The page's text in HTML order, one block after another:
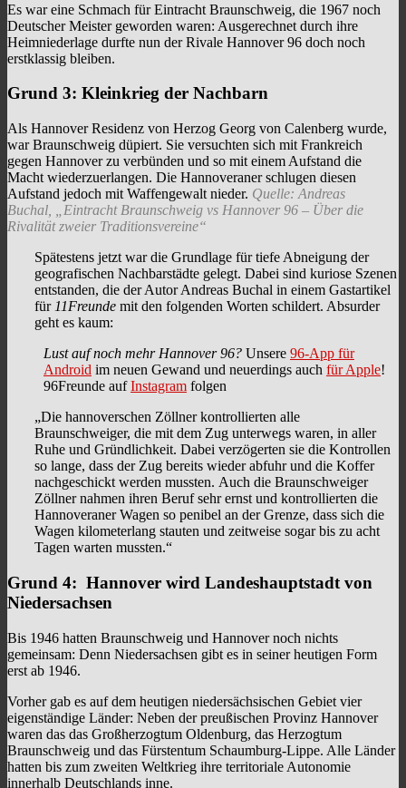
Es war eine Schmach für Eintracht Braunschweig, die 1967 noch
Deutscher Meister geworden waren: Ausgerechnet durch ihre
Heimniederlage durfte nun der Rivale Hannover 96 doch noch
erstklassig bleiben.
Grund 3: Kleinkrieg der Nachbarn
Als Hannover Residenz von Herzog Georg von Calenberg wurde,
war Braunschweig düpiert. Sie versuchten sich mit Frankreich
gegen Hannover zu verbünden und so mit einem Aufstand die
Macht wiederzuerlangen. Die Hannoveraner schlugen diesen
Aufstand jedoch mit Waffengewalt nieder. Quelle: Andreas
Buchal, „Eintracht Braunschweig vs Hannover 96 – Über die
Rivalität zweier Traditionsvereine“
Spätestens jetzt war die Grundlage für tiefe Abneigung der
geografischen Nachbarstädte gelegt. Dabei sind kuriose Szenen
entstanden, die der Autor Andreas Buchal in einem Gastartikel
für 11Freunde mit den folgenden Worten schildert. Absurder
geht es kaum:
Lust auf noch mehr Hannover 96? Unsere 96-App für
Android im neuen Gewand und neuerdings auch für Apple!
96Freunde aufInstagram folgen
„Die hannoverschen Zöllner kontrollierten alle
Braunschweiger, die mit dem Zug unterwegs waren, in aller
Ruhe und Gründlichkeit. Dabei verzögerten sie die Kontrollen
so lange, dass der Zug bereits wieder abfuhr und die Koffer
nachgeschickt werden mussten. Auch die Braunschweiger
Zöllner nahmen ihren Beruf sehr ernst und kontrollierten die
Hannoveraner Wagen so penibel an der Grenze, dass sich die
Wagen kilometerlang stauten und zeitweise sogar bis zu acht
Tagen warten mussten.“
Grund 4: Hannover wird Landeshauptstadt von
Niedersachsen
Bis 1946 hatten Braunschweig und Hannover noch nichts
gemeinsam: Denn Niedersachsen gibt es in seiner heutigen Form
erst ab 1946.
Vorher gab es auf dem heutigen niedersächsischen Gebiet vier
eigenständige Länder: Neben der preußischen Provinz Hannover
waren das das Großherzogtum Oldenburg, das Herzogtum
Braunschweig und das Fürstentum Schaumburg-Lippe. Alle Länder
hatten bis zum zweiten Weltkrieg ihre territoriale Autonomie
innerhalb Deutschlands inne.